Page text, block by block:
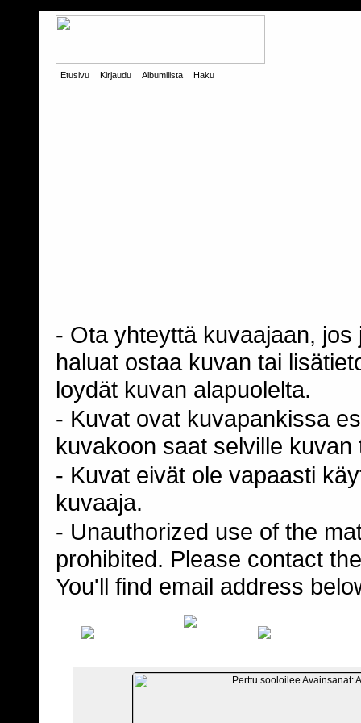
Etusivu Kirjaudu Albumilista Haku
- Ota yhteyttä kuvaajaan,
haluat ostaa kuvan tai
loydät kuvan alapuolelta.
- Kuvat ovat kuvapankissa
kuvakoon saat selville
- Kuvat eivät ole vapaasti
kuvaaja.
- Unauthorized use of the
prohibited. Please contact
You'll find email address